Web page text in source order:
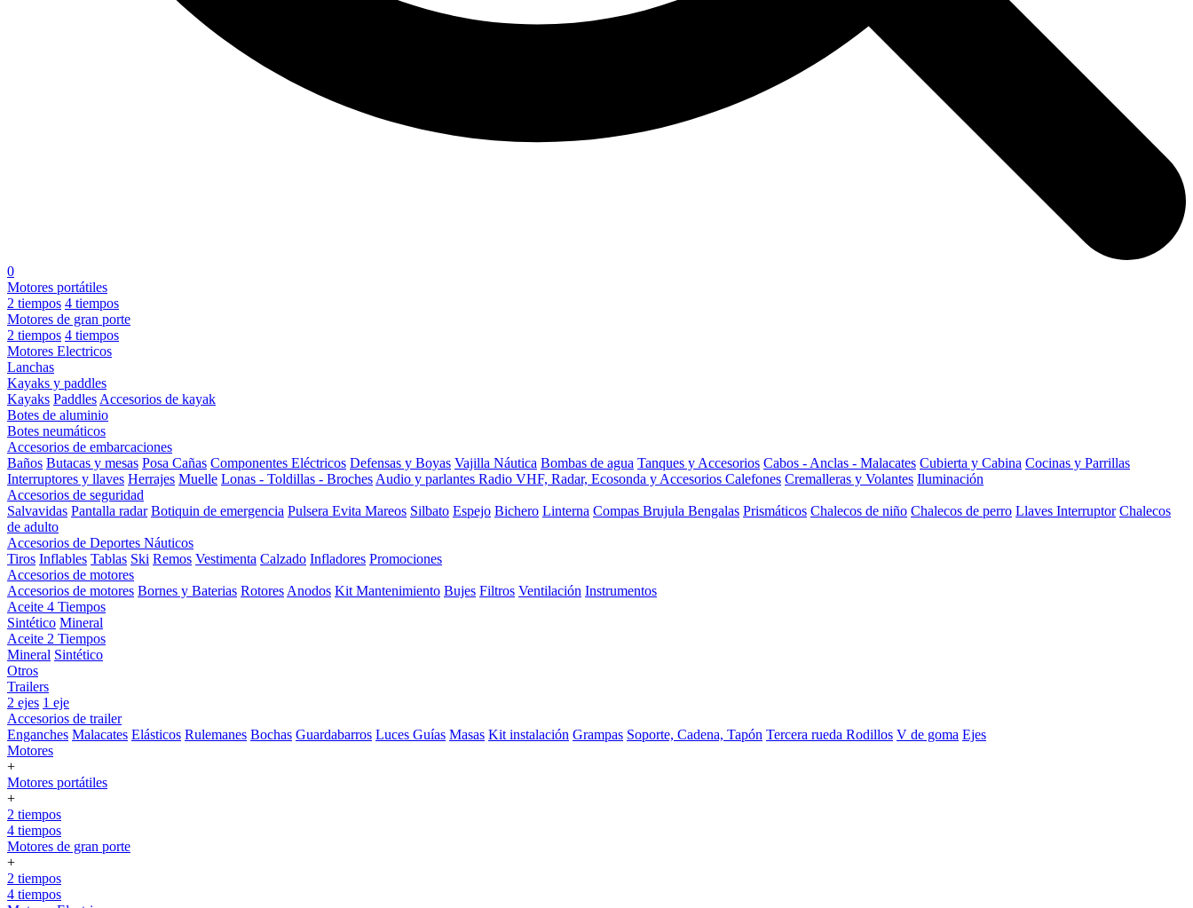
0
Motores portátiles
2 tiempos 4 tiempos
Motores de gran porte
2 tiempos 4 tiempos
Motores Electricos
Lanchas
Kayaks y paddles
Kayaks Paddles Accesorios de kayak
Botes de aluminio
Botes neumáticos
Accesorios de embarcaciones
Baños Butacas y mesas Posa Cañas Componentes Eléctricos Defensas y Boyas Vajilla Náutica Bombas de agua Tanques y Accesorios Cabos - Anclas - Malacates Cubierta y Cabina Cocinas y Parrillas
Interruptores y llaves Herrajes Muelle Lonas - Toldillas - Broches Audio y parlantes Radio VHF, Radar, Ecosonda y Accesorios Calefones Cremalleras y Volantes Iluminación
Accesorios de seguridad
Salvavidas Pantalla radar Botiquin de emergencia Pulsera Evita Mareos Silbato Espejo Bichero Linterna Compas Brujula Bengalas Prismáticos Chalecos de niño Chalecos de perro Llaves Interruptor Chalecos
de adulto
Accesorios de Deportes Náuticos
Tiros Inflables Tablas Ski Remos Vestimenta Calzado Infladores Promociones
Accesorios de motores
Accesorios de motores Bornes y Baterias Rotores Anodos Kit Mantenimiento Bujes Filtros Ventilación Instrumentos
Aceite 4 Tiempos
Sintético Mineral
Aceite 2 Tiempos
Mineral Sintético
Otros
Trailers
2 ejes 1 eje
Accesorios de trailer
Enganches Malacates Elásticos Rulemanes Bochas Guardabarros Luces Guías Masas Kit instalación Grampas Soporte, Cadena, Tapón Tercera rueda Rodillos V de goma Ejes
Motores
+
Motores portátiles
+
2 tiempos
4 tiempos
Motores de gran porte
+
2 tiempos
4 tiempos